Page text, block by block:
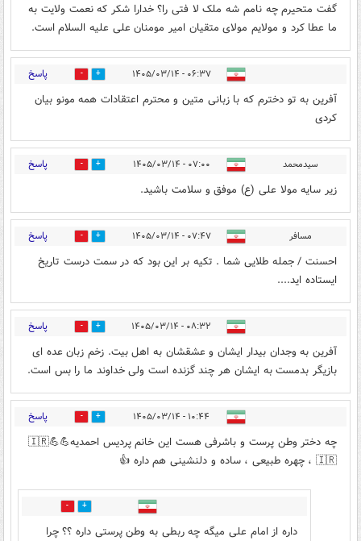
گفت متحیرم چه نامم شه ملک لا فتی را؟ خدارا شکر که نعمت ولایت به
ما عطا کرد و مولایم مولای متقیان امیر مومنان علی علیه السلام است.
۰۶:۳۷ - ۱۴۰۵/۰۳/۱۴ 5 پاسخ
آفرین به تو دخترم که با زبانی متین و محترم اعتقادات همه مونو بیان
کردی
سیدمحمد ۰۷:۰۰ - ۱۴۰۵/۰۳/۱۴ 5 پاسخ
زیر سایه مولا علی (ع) موفق و سلامت باشید.
مسافر ۰۷:۴۷ - ۱۴۰۵/۰۳/۱۴ 5 پاسخ
احسنت / جمله طلایی شما . تکیه بر این بود که در سمت درست تاریخ
ایستاده اید....
۰۸:۳۲ - ۱۴۰۵/۰۳/۱۴ 4 پاسخ
آفرین به وجدان بیدار ایشان و عشقشان به اهل بیت. زخم زبان عده ای
بازیگر بدمست به ایشان هر چند گزنده است ولی خداوند ما را بس است.
۱۰:۴۴ - ۱۴۰۵/۰۳/۱۴ 4 پاسخ
چه دختر وطن پرست و باشرفی هست این خانم پردیس احمدیه💪💪🇮🇷
🇮🇷 ، چهره طبیعی ، ساده و دلنشینی هم داره 👍
2
داره از امام علی میگه چه ربطی به وطن پرستی داره ؟؟ چرا